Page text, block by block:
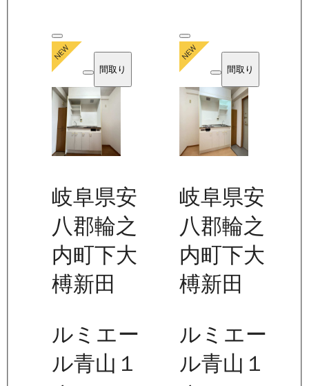
間取り
岐阜県安
八郡輪之
内町下大
榑新田
ルミエー
ル青山１
間取り
岐阜県安
八郡輪之
内町下大
榑新田
ルミエー
ル青山１